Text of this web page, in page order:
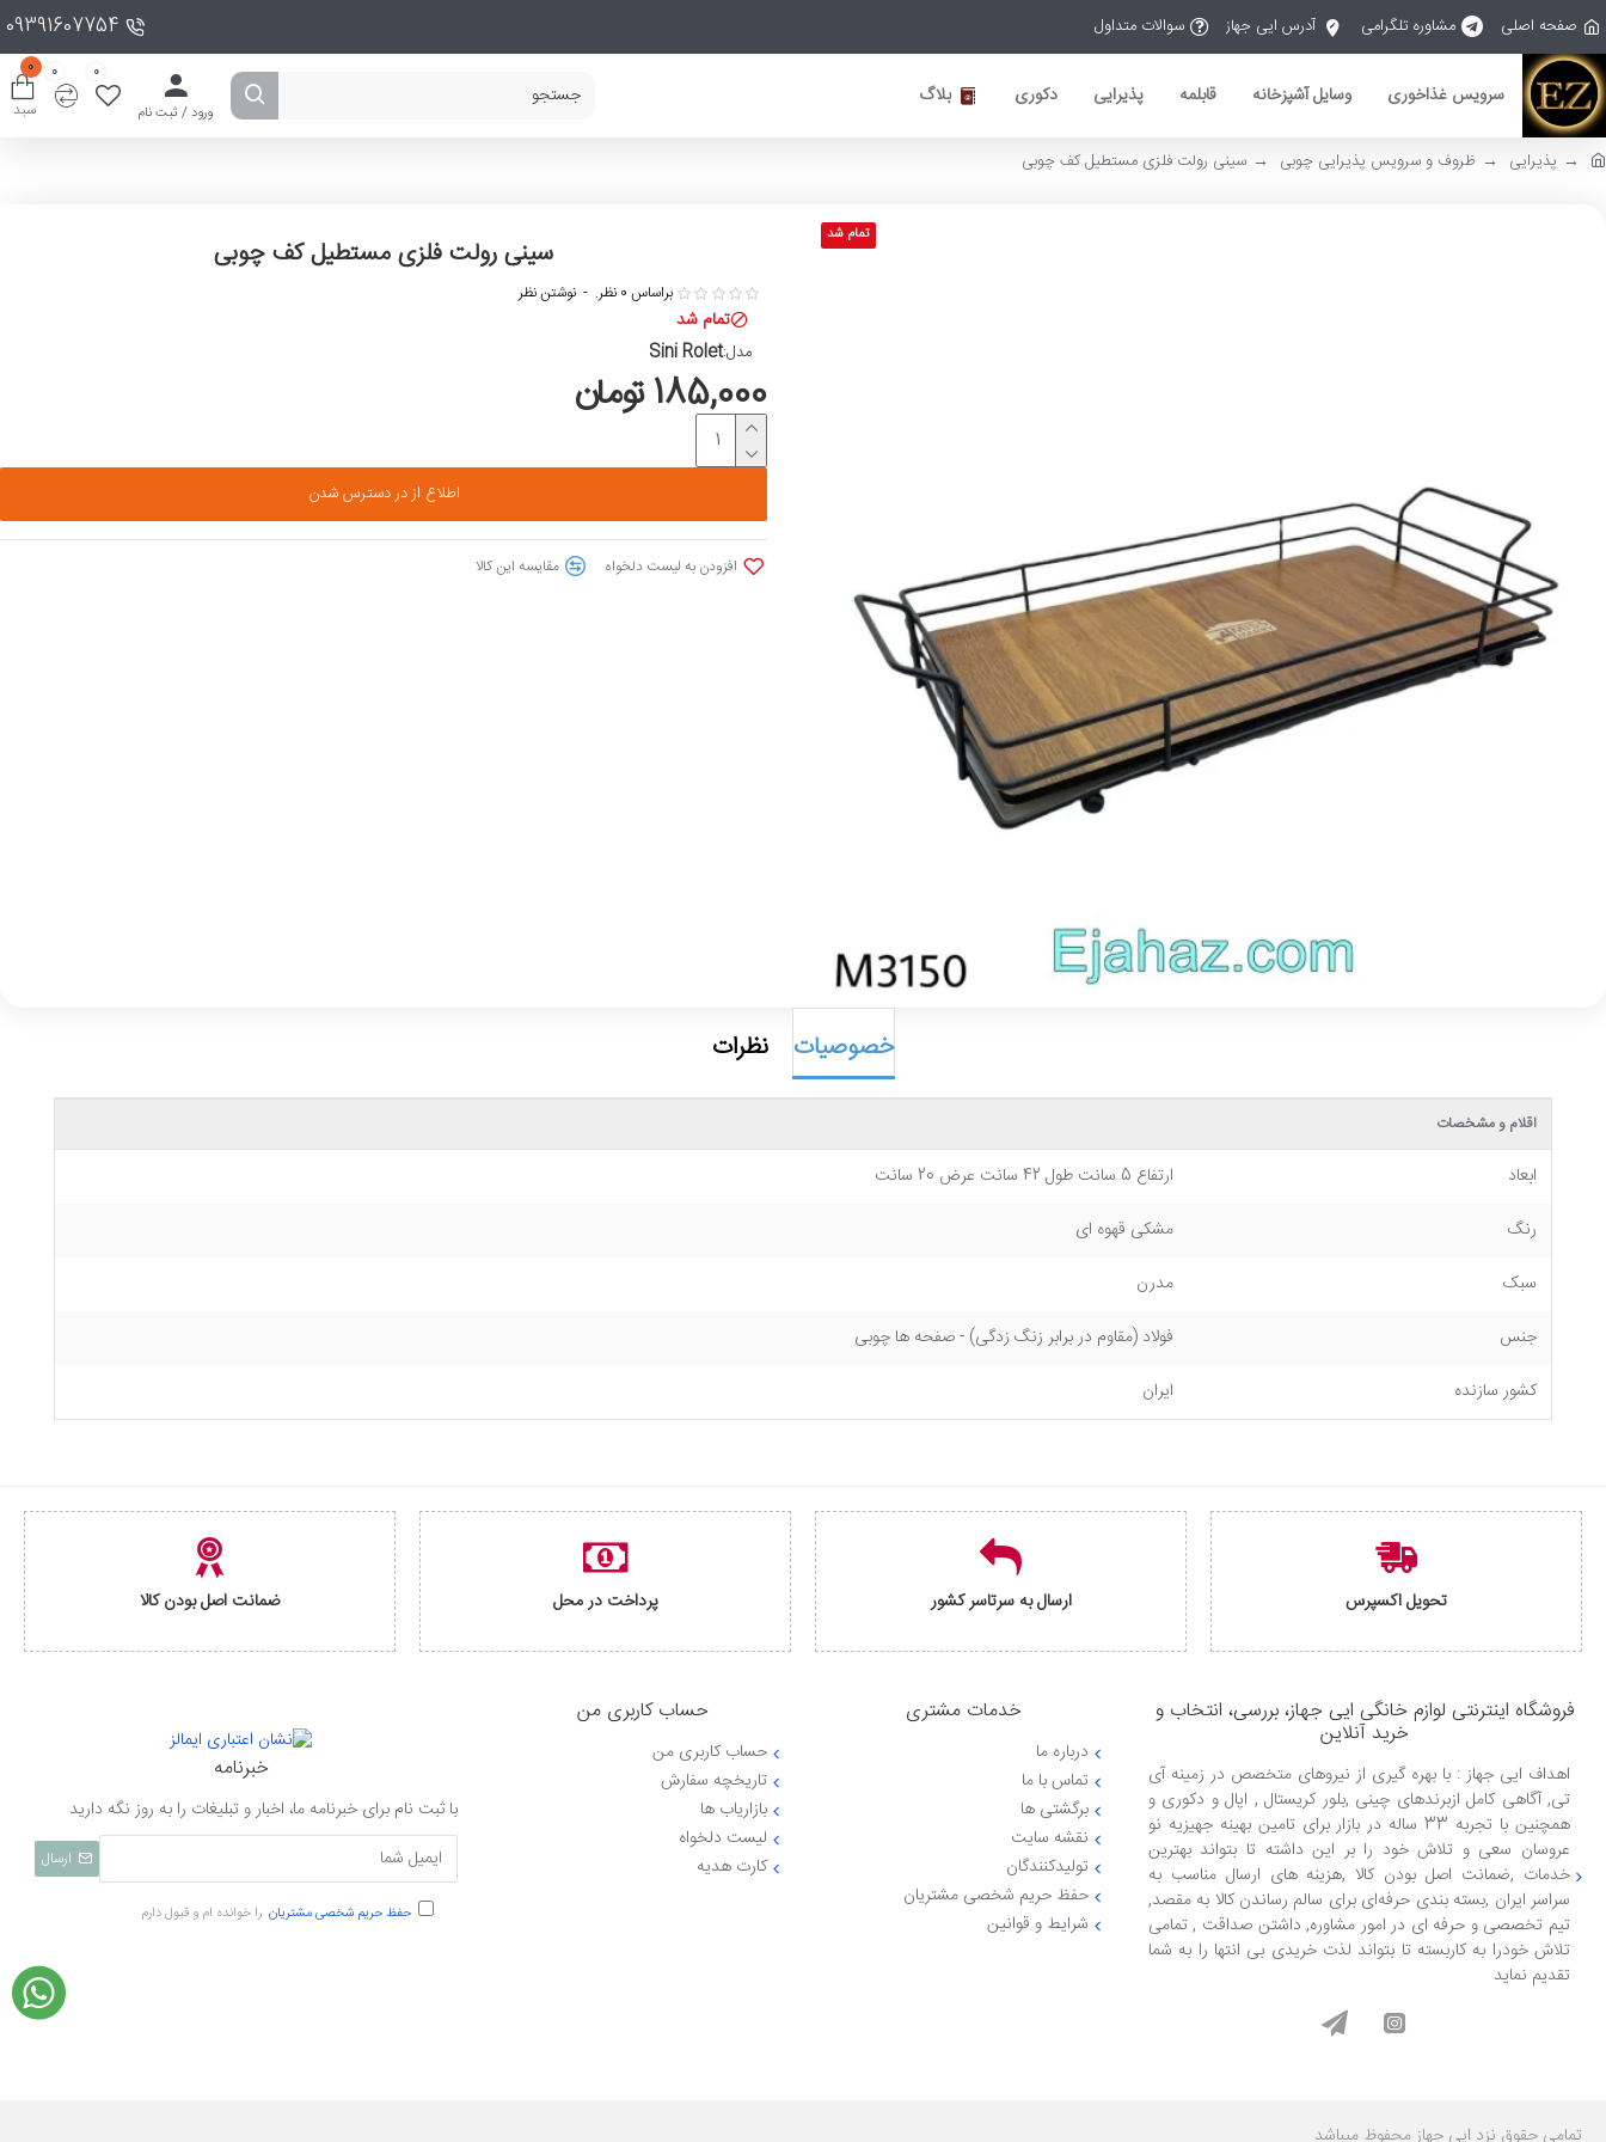
صفحه اصلی مشاوره تلگرامی آدرس ایی جهاز سوالات متداول 09391607754
سرویس غذاخوری وسایل آشپزخانه قابلمه پذیرایی دکوری بلاگ
ورود / ثبت نام
0
0
سبد
0
پذیرایی ظروف و سرویس پذیرایی چوبی سینی رولت فلزی مستطیل کف چوبی
تمام شد سینی رولت فلزی مستطیل کف چوبی
تمام شد
مدل:Sini Rolet
براساس 0 نظر. - نوشتن نظر
185,000 تومان
اطلاع از در دسترس شدن
افزودن به لیست دلخواه مقایسه این کالا
خصوصیات نظرات
اقلام و مشخصات
ابعاد
ارتفاع 5 سانت طول 42 سانت عرض 20 سانت
رنگ
مشکی قهوه ای
سبک
مدرن
جنس
فولاد (مقاوم در برابر زنگ زدگی) - صفحه ها چوبی
کشور سازنده
ایران
تحویل اکسپرس ارسال به سرتاسر کشور پرداخت در محل ضمانت اصل بودن کالا
فروشگاه اینترنتی لوازم خانگی ایی جهاز، بررسی، انتخاب و
خرید آنلاین
اهداف ایی جهاز : با بهره گیری از نیروهای متخصص در زمینه آی
تی, آگاهی کامل ازبرندهای چینی ,بلور کریستال , اپال و دکوری و
همچنین با تجربه 33 ساله در بازار برای تامین بهینه جهیزیه نو
عروسان سعی و تلاش خود را بر این داشته تا بتواند بهترین
خدمات ,ضمانت اصل بودن کالا ,هزینه های ارسال مناسب به
سراسر ایران ,بسته بندی حرفه‌ای برای سالم رساندن کالا به مقصد,
تیم تخصصی و حرفه ای در امور مشاوره, داشتن صداقت , تمامی
تلاش خودرا به کاربسته تا بتواند لذت خریدی بی انتها را به شما
تقدیم نماید
خدمات مشتری
درباره ما
تماس با ما
برگشتی ها
نقشه سایت
تولیدکنندگان
حفظ حریم شخصی مشتریان
شرایط و قوانین
حساب کاربری من
حساب کاربری من
تاریخچه سفارش
بازاریاب ها
لیست دلخواه
کارت هدیه
خبرنامه
با ثبت نام برای خبرنامه ما، اخبار و تبلیغات را به روز نگه دارید
ارسال
حفظ حریم شخصی مشتریان را خوانده ام و قبول دارم
تمامی حقوق نزد ایی جهاز محفوظ میباشد